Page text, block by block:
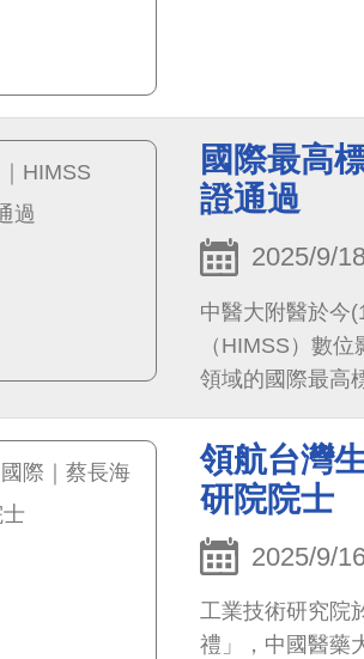
國際最高
證通過
2025/9/
中醫大附醫於今
（HIMSS）數
領域的國際最高
徵我們在 智慧
領航台灣
研院院士
2025/9/
工業技術研究院
禮」，中國醫藥